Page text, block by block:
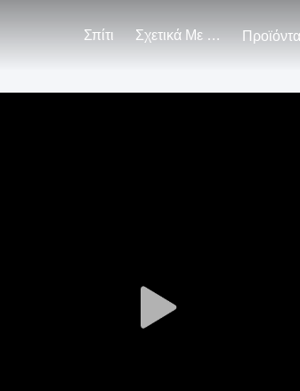
Σπίτι Σχετικά Με Εμάς Προϊόντα
Play